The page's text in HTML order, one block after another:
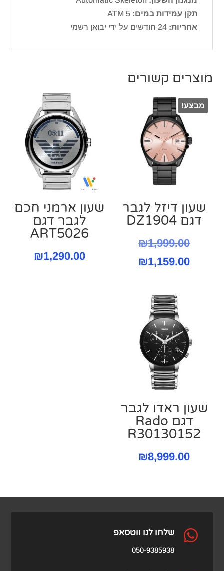
תקן עמידות במים: ATM 5
אחריות: 24 חודשים על ידי יבואן רשמי
מוצרים קשורים
מבצע!
שעון דיזל לגבר
דגם DZ1904
₪1,999.00
המחיר
₪1,159.00
שעון ארמני חכם
לגבר דגם
ART5026
₪1,290.00
שעון ראדו לגבר
דגם Rado
R30130152
₪8,999.00
 שלחו לנו ווטסאפ
050-9385938